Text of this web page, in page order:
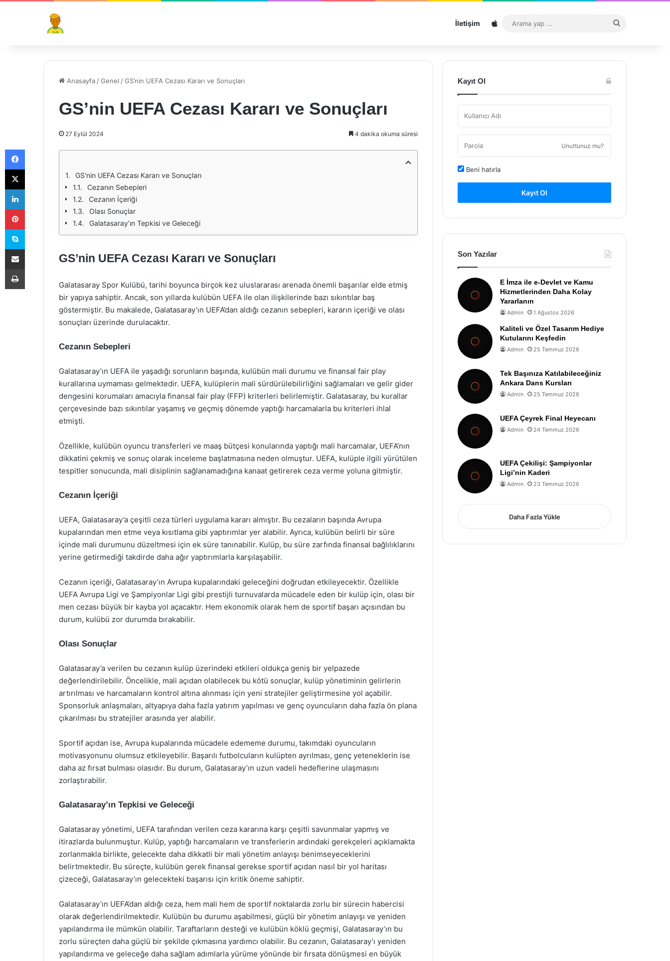
İletişim Sitemap
...
Anasayfa /Genel /GS’nin UEFA Cezası Kararı ve Sonuçları
GS’nin UEFA Cezası Kararı ve Sonuçları
27 Eylül 2024 4 dakika okuma süresi
GS'nin UEFA Cezası Kararı ve Sonuçları
Cezanın Sebepleri
Cezanın İçeriği
Olası Sonuçlar
Galatasaray’ın Tepkisi ve Geleceği
GS’nin UEFA Cezası Kararı ve Sonuçları
Galatasaray Spor Kulübü, tarihi boyunca birçok kez uluslararası arenada önemli başarılar elde etmiş
bir yapıya sahiptir. Ancak, son yıllarda kulübün UEFA ile olan ilişkilerinde bazı sıkıntılar baş
göstermiştir. Bu makalede, Galatasaray’ın UEFA’dan aldığı cezanın sebepleri, kararın içeriği ve olası
sonuçları üzerinde durulacaktır.
Cezanın Sebepleri
Galatasaray’ın UEFA ile yaşadığı sorunların başında, kulübün mali durumu ve finansal fair play
kurallarına uymaması gelmektedir. UEFA, kulüplerin mali sürdürülebilirliğini sağlamaları ve gelir gider
dengesini korumaları amacıyla finansal fair play (FFP) kriterleri belirlemiştir. Galatasaray, bu kurallar
çerçevesinde bazı sıkıntılar yaşamış ve geçmiş dönemde yaptığı harcamalarla bu kriterleri ihlal
etmişti.
Özellikle, kulübün oyuncu transferleri ve maaş bütçesi konularında yaptığı mali harcamalar, UEFA’nın
dikkatini çekmiş ve sonuç olarak inceleme başlatmasına neden olmuştur. UEFA, kulüple ilgili yürütülen
tespitler sonucunda, mali disiplinin sağlanamadığına kanaat getirerek ceza verme yoluna gitmiştir.
Cezanın İçeriği
UEFA, Galatasaray’a çeşitli ceza türleri uygulama kararı almıştır. Bu cezaların başında Avrupa
kupalarından men etme veya kısıtlama gibi yaptırımlar yer alabilir. Ayrıca, kulübün belirli bir süre
içinde mali durumunu düzeltmesi için ek süre tanınabilir. Kulüp, bu süre zarfında finansal bağlılıklarını
yerine getirmediği takdirde daha ağır yaptırımlarla karşılaşabilir.
Cezanın içeriği, Galatasaray’ın Avrupa kupalarındaki geleceğini doğrudan etkileyecektir. Özellikle
UEFA Avrupa Ligi ve Şampiyonlar Ligi gibi prestijli turnuvalarda mücadele eden bir kulüp için, olası bir
men cezası büyük bir kayba yol açacaktır. Hem ekonomik olarak hem de sportif başarı açısından bu
durum, kulübü zor durumda bırakabilir.
Olası Sonuçlar
Galatasaray’a verilen bu cezanın kulüp üzerindeki etkileri oldukça geniş bir yelpazede
değerlendirilebilir. Öncelikle, mali açıdan olabilecek bu kötü sonuçlar, kulüp yönetiminin gelirlerin
artırılması ve harcamaların kontrol altına alınması için yeni stratejiler geliştirmesine yol açabilir.
Sponsorluk anlaşmaları, altyapıya daha fazla yatırım yapılması ve genç oyuncuların daha fazla ön plana
çıkarılması bu stratejiler arasında yer alabilir.
Sportif açıdan ise, Avrupa kupalarında mücadele edememe durumu, takımdaki oyuncuların
motivasyonunu olumsuz etkileyebilir. Başarılı futbolcuların kulüpten ayrılması, genç yeteneklerin ise
daha az fırsat bulması olasıdır. Bu durum, Galatasaray’ın uzun vadeli hedeflerine ulaşmasını
zorlaştırabilir.
Galatasaray’ın Tepkisi ve Geleceği
Galatasaray yönetimi, UEFA tarafından verilen ceza kararına karşı çeşitli savunmalar yapmış ve
itirazlarda bulunmuştur. Kulüp, yaptığı harcamaların ve transferlerin ardındaki gerekçeleri açıklamakta
zorlanmakla birlikte, gelecekte daha dikkatli bir mali yönetim anlayışı benimseyeceklerini
belirtmektedir. Bu süreçte, kulübün gerek finansal gerekse sportif açıdan nasıl bir yol haritası
çizeceği, Galatasaray’ın gelecekteki başarısı için kritik öneme sahiptir.
Galatasaray’ın UEFA’dan aldığı ceza, hem mali hem de sportif noktalarda zorlu bir sürecin habercisi
olarak değerlendirilmektedir. Kulübün bu durumu aşabilmesi, güçlü bir yönetim anlayışı ve yeniden
yapılandırma ile mümkün olabilir. Taraftarların desteği ve kulübün köklü geçmişi, Galatasaray’ın bu
zorlu süreçten daha güçlü bir şekilde çıkmasına yardımcı olabilir. Bu cezanın, Galatasaray’ı yeniden
yapılandırma ve geleceğe daha sağlam adımlarla yürüme yönünde bir fırsata dönüşmesi en büyük
Kayıt Ol
Unuttunuz mu?
Beni hatırla
Kayıt Ol
Son Yazılar
E İmza ile e-Devlet ve Kamu
Hizmetlerinden Daha Kolay
Yararlanın
Admin 1 Ağustos 2026
Kaliteli ve Özel Tasarım Hediye
Kutularını Keşfedin
Admin 25 Temmuz 2026
Tek Başınıza Katılabileceğiniz
Ankara Dans Kursları
Admin 25 Temmuz 2026
UEFA Çeyrek Final Heyecanı
Admin 24 Temmuz 2026
UEFA Çekilişi: Şampiyonlar
Ligi’nin Kaderi
Admin 23 Temmuz 2026
Daha Fazla Yükle
Facebook
X
LinkedIn
Pinterest
Skype
E-Posta ile paylaş